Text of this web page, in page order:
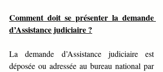
Comment doit se présenter la demande
d’Assistance judiciaire ?
La demande d’Assistance judiciaire est
déposée ou adressée au bureau national par